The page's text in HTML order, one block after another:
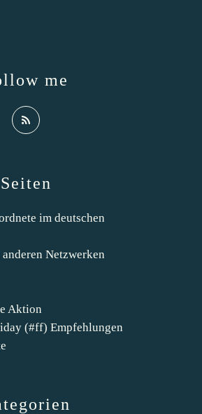
Seiten
im deutschen
Netzwerken
Aktion
(#ff) Empfehlungen
me